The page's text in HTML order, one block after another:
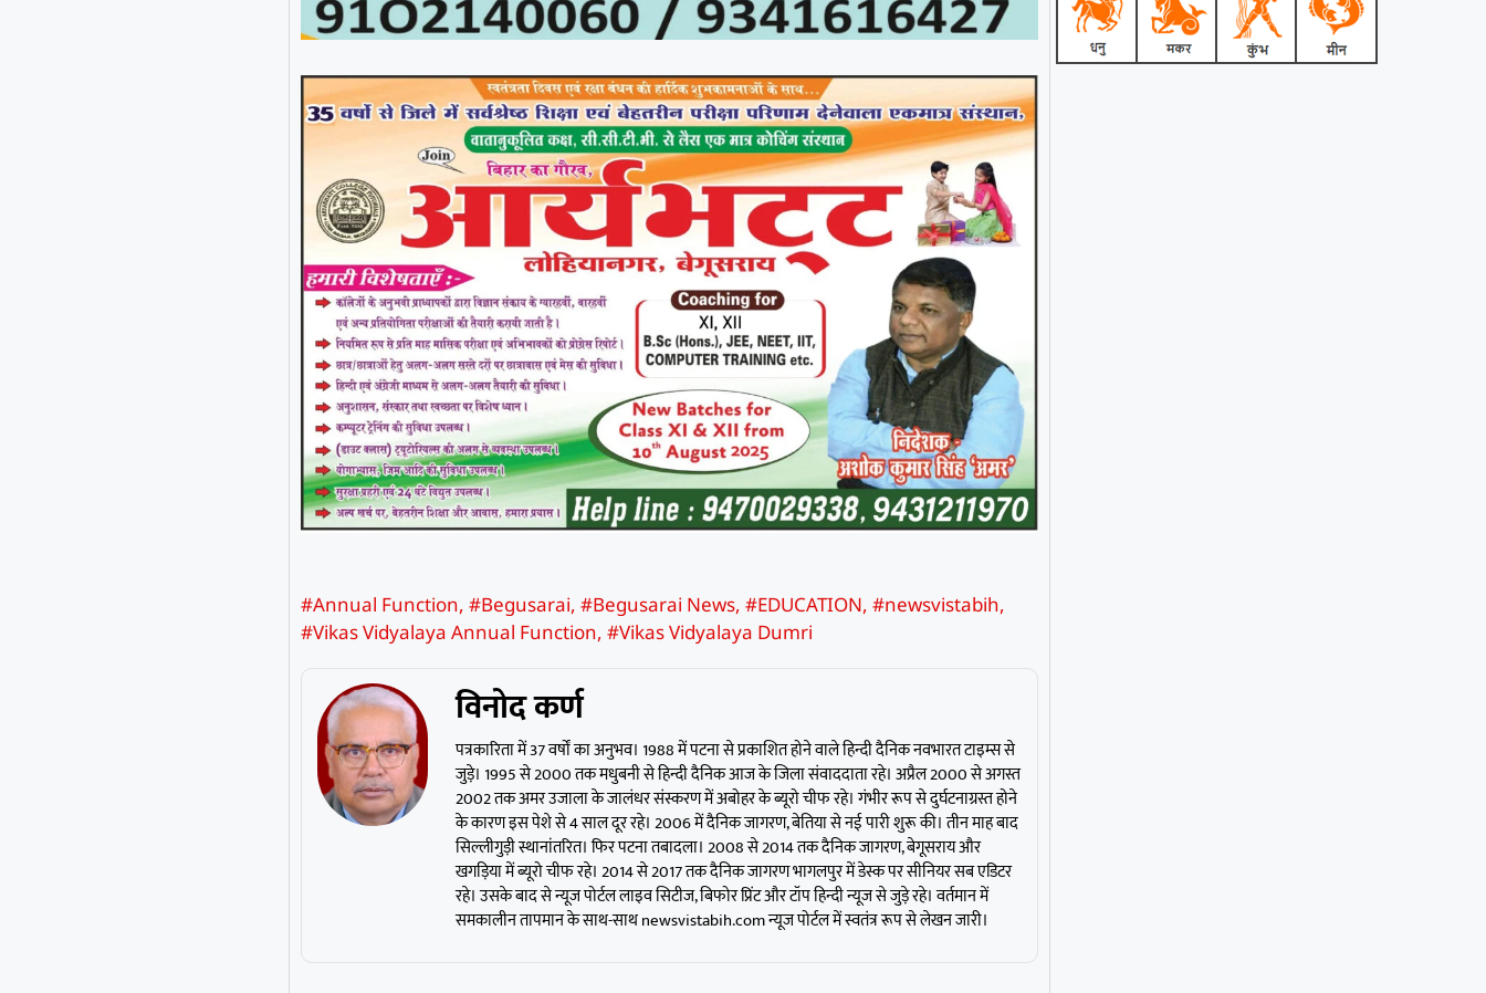
#Annual Function,#Begusarai,#Begusarai News,#EDUCATION,#newsvistabih,
#Vikas Vidyalaya Annual Function,#Vikas Vidyalaya Dumri
विनोद कर्ण
पत्रकारिता में 37 वर्षों का अनुभव। 1988 में पटना से प्रकाशित होने वाले हिन्दी दैनिक नवभारत टाइम्स से
जुड़े। 1995 से 2000 तक मधुबनी से हिन्दी दैनिक आज के जिला संवाददाता रहे। अप्रैल 2000 से अगस्त
2002 तक अमर उजाला के जालंधर संस्करण में अबोहर के ब्यूरो चीफ रहे। गंभीर रूप से दुर्घटनाग्रस्त होने
के कारण इस पेशे से 4 साल दूर रहे। 2006 में दैनिक जागरण, बेतिया से नई पारी शुरू की। तीन माह बाद
सिल्लीगुड़ी स्थानांतरित। फिर पटना तबादला। 2008 से 2014 तक दैनिक जागरण, बेगूसराय और
खगड़िया में ब्यूरो चीफ रहे। 2014 से 2017 तक दैनिक जागरण भागलपुर में डेस्क पर सीनियर सब एडिटर
रहे। उसके बाद से न्यूज पोर्टल लाइव सिटीज, बिफोर प्रिंट और टॉप हिन्दी न्यूज से जुड़े रहे। वर्तमान में
समकालीन तापमान के साथ-साथ newsvistabih.com न्यूज पोर्टल में स्वतंत्र रूप से लेखन जारी।